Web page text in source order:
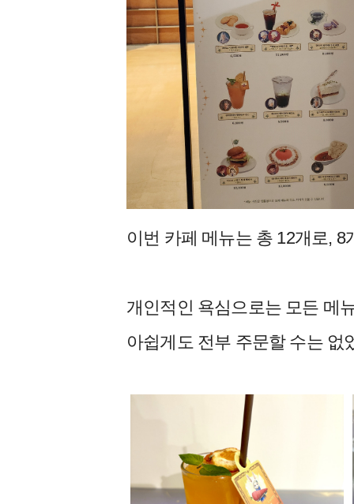
이번 카페 메뉴는 총 12개로,
개인적인 욕심으로는 모든 메
아쉽게도 전부 주문할 수는 없